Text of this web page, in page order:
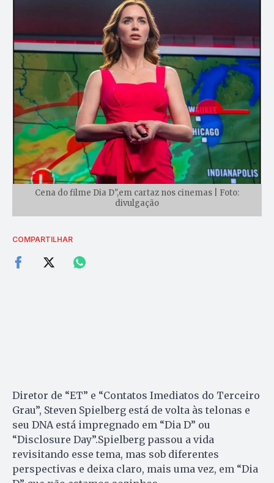
Cena do filme Dia D",em cartaz nos cinemas | Foto:
divulgação
COMPARTILHAR
Diretor de “ET” e “Contatos Imediatos do Terceiro
Grau”, Steven Spielberg está de volta às telonas e
seu DNA está impregnado em “Dia D” ou
“Disclosure Day”.Spielberg passou a vida
revisitando esse tema, mas sob diferentes
perspectivas e deixa claro, mais uma vez, em “Dia